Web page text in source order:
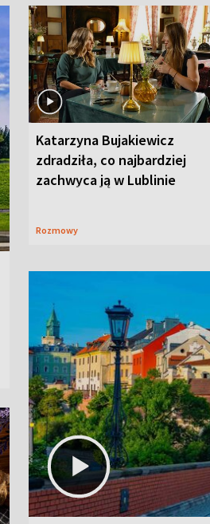
Katarzyna Bujakiewicz
zdradziła, co najbardziej
zachwyca ją w Lublinie
Rozmowy